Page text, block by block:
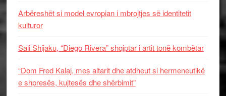
Arbëreshët si model evropian i mbrojtjes së identitetit
kulturor
Sali Shijaku, “Diego Rivera” shqiptar i artit tonë kombëtar
“Dom Fred Kalaj, mes altarit dhe atdheut si hermeneutikë
e shpresës, kujtesës dhe shërbimit”